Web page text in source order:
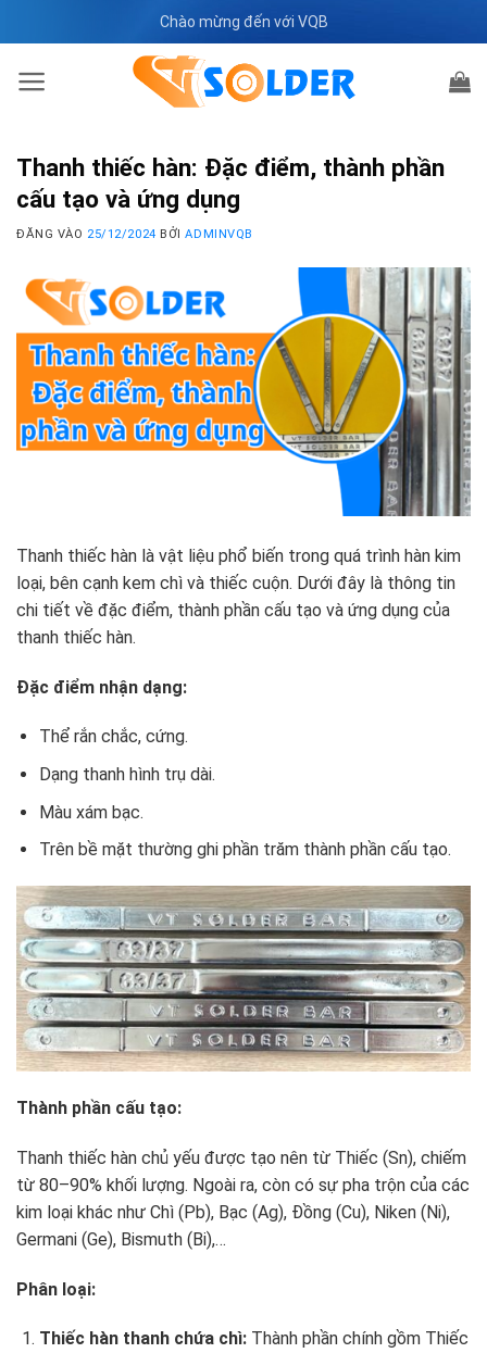
qua
nội
dung
Chào mừng đến với VQB
Thanh thiếc hàn: Đặc điểm, thành phần
cấu tạo và ứng dụng
ĐĂNG VÀO 25/12/2024 BỞIADMINVQB
Thanh thiếc hàn là vật liệu phổ biến trong quá trình hàn kim
loại, bên cạnh kem chì và thiếc cuộn. Dưới đây là thông tin
chi tiết về đặc điểm, thành phần cấu tạo và ứng dụng của
thanh thiếc hàn.
Đặc điểm nhận dạng:
Thể rắn chắc, cứng.
Dạng thanh hình trụ dài.
Màu xám bạc.
Trên bề mặt thường ghi phần trăm thành phần cấu tạo.
Thành phần cấu tạo:
Thanh thiếc hàn chủ yếu được tạo nên từ Thiếc (Sn), chiếm
từ 80–90% khối lượng. Ngoài ra, còn có sự pha trộn của các
kim loại khác như Chì (Pb), Bạc (Ag), Đồng (Cu), Niken (Ni),
Germani (Ge), Bismuth (Bi),…
Phân loại:
Thiếc hàn thanh chứa chì:Thành phần chính gồm Thiếc